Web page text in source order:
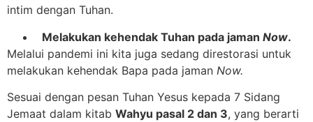
intim dengan Tuhan.
Melakukan kehendak Tuhan pada jaman Now.
Melalui pandemi ini kita juga sedang direstorasi untuk
melakukan kehendak Bapa pada jaman Now.
Sesuai dengan pesan Tuhan Yesus kepada 7 Sidang
Jemaat dalam kitab Wahyu pasal 2 dan 3, yang berarti